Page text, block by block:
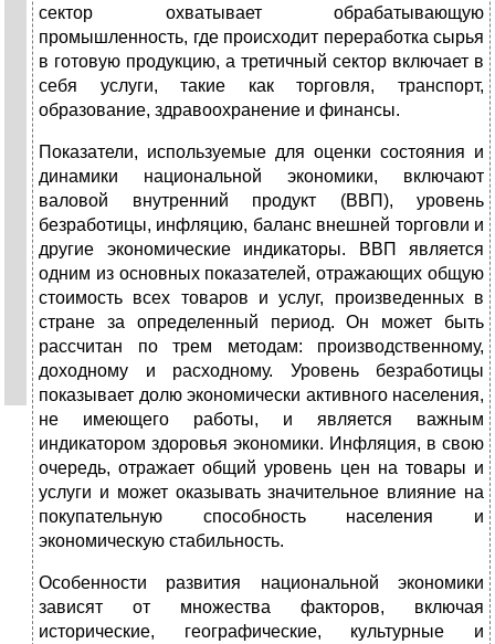
сектор охватывает обрабатывающую
промышленность, где происходит переработка сырья
в готовую продукцию, а третичный сектор включает в
себя услуги, такие как торговля, транспорт,
образование, здравоохранение и финансы.
Показатели, используемые для оценки состояния и
динамики национальной экономики, включают
валовой внутренний продукт (ВВП), уровень
безработицы, инфляцию, баланс внешней торговли и
другие экономические индикаторы. ВВП является
одним из основных показателей, отражающих общую
стоимость всех товаров и услуг, произведенных в
стране за определенный период. Он может быть
рассчитан по трем методам: производственному,
доходному и расходному. Уровень безработицы
показывает долю экономически активного населения,
не имеющего работы, и является важным
индикатором здоровья экономики. Инфляция, в свою
очередь, отражает общий уровень цен на товары и
услуги и может оказывать значительное влияние на
покупательную способность населения и
экономическую стабильность.
Особенности развития национальной экономики
зависят от множества факторов, включая
исторические, географические, культурные и